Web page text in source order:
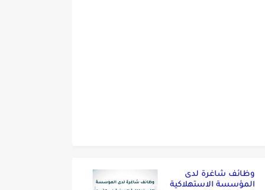
وظائف شاغرة لدى
المؤسسة الاستهلاكية